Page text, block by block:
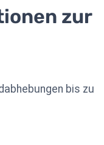
zur
bis zu